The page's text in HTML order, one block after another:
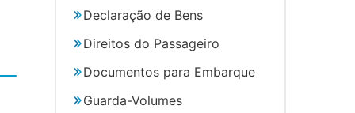
Declaração de Bens
Direitos do Passageiro
Documentos para Embarque
Guarda-Volumes